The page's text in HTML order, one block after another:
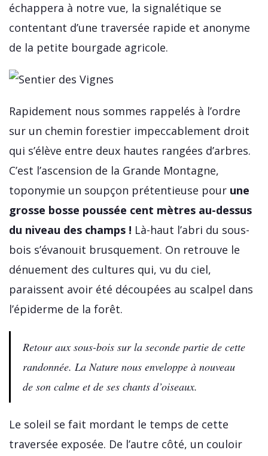
échappera à notre vue, la signalétique se
contentant d’une traversée rapide et anonyme
de la petite bourgade agricole.
Rapidement nous sommes rappelés à l’ordre
sur un chemin forestier impeccablement droit
qui s’élève entre deux hautes rangées d’arbres.
C’est l’ascension de la Grande Montagne,
toponymie un soupçon prétentieuse pour une
grosse bosse poussée cent mètres au-dessus
du niveau des champs ! Là-haut l’abri du sous-
bois s’évanouit brusquement. On retrouve le
dénuement des cultures qui, vu du ciel,
paraissent avoir été découpées au scalpel dans
l’épiderme de la forêt.
Retour aux sous-bois sur la seconde partie de cette
randonnée. La Nature nous enveloppe à nouveau
de son calme et de ses chants d’oiseaux.
Le soleil se fait mordant le temps de cette
traversée exposée. De l’autre côté, un couloir